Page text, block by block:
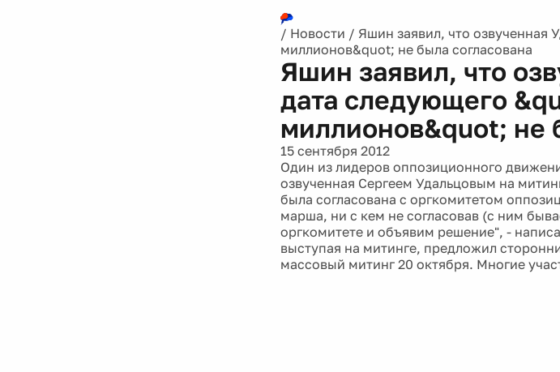
/ Новости / Яшин заявил, что
миллионов&quot; не была согласована
Яшин заявил, что
дата следующего
миллионов&quot; не
15 сентября 2012
Один из лидеров оппозиционного
озвученная Сергеем Удальцовым на
была согласована с оргкомитетом
марша, ни с кем не согласовав (с ним
оргкомитете и объявим решение", -
выступая на митинге, предложил
массовый митинг 20 октября. Многие